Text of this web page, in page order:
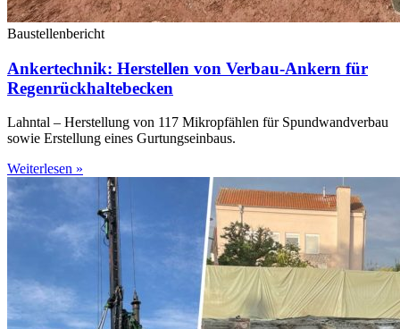
Baustellenbericht
Ankertechnik: Herstellen von Verbau-Ankern für
Regenrückhaltebecken
Lahntal – Herstellung von 117 Mikropfählen für Spundwandverbau
sowie Erstellung eines Gurtungseinbaus.
Weiterlesen »